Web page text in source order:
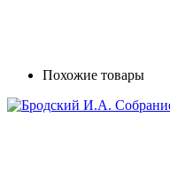
Похожие товары